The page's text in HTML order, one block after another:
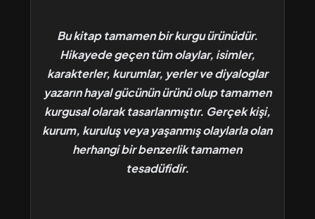
Bu kitap tamamen bir kurgu ürünüdür.
Hikayede geçen tüm olaylar, isimler,
karakterler, kurumlar, yerler ve diyaloglar
yazarın hayal gücünün ürünü olup tamamen
kurgusal olarak tasarlanmıştır. Gerçek kişi,
kurum, kuruluş veya yaşanmış olaylarla olan
herhangi bir benzerlik tamamen
tesadüfidir.